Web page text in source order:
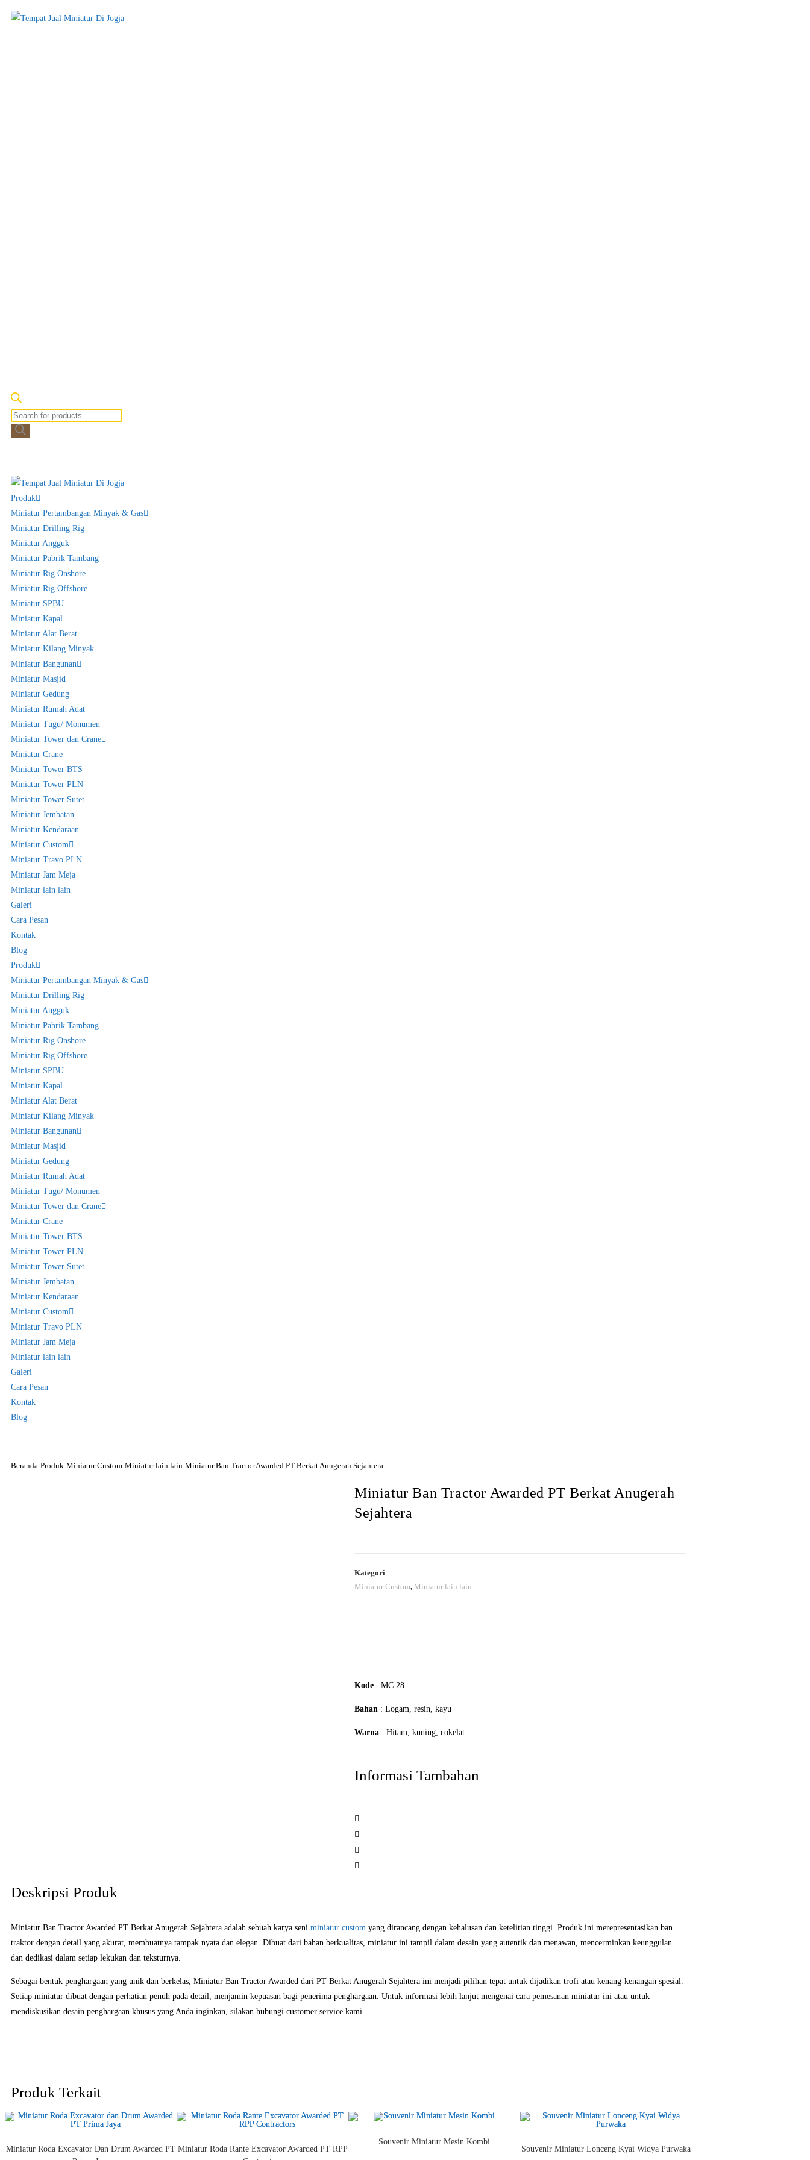
Produk
Miniatur Pertambangan Minyak & Gas
Miniatur Drilling Rig
Miniatur Angguk
Miniatur Pabrik Tambang
Miniatur Rig Onshore
Miniatur Rig Offshore
Miniatur SPBU
Miniatur Kapal
Miniatur Alat Berat
Miniatur Kilang Minyak
Miniatur Bangunan
Miniatur Masjid
Miniatur Gedung
Miniatur Rumah Adat
Miniatur Tugu/ Monumen
Miniatur Tower dan Crane
Miniatur Crane
Miniatur Tower BTS
Miniatur Tower PLN
Miniatur Tower Sutet
Miniatur Jembatan
Miniatur Kendaraan
Miniatur Custom
Miniatur Travo PLN
Miniatur Jam Meja
Miniatur lain lain
Galeri
Cara Pesan
Kontak
Blog
Produk
Miniatur Pertambangan Minyak & Gas
Miniatur Drilling Rig
Miniatur Angguk
Miniatur Pabrik Tambang
Miniatur Rig Onshore
Miniatur Rig Offshore
Miniatur SPBU
Miniatur Kapal
Miniatur Alat Berat
Miniatur Kilang Minyak
Miniatur Bangunan
Miniatur Masjid
Miniatur Gedung
Miniatur Rumah Adat
Miniatur Tugu/ Monumen
Miniatur Tower dan Crane
Miniatur Crane
Miniatur Tower BTS
Miniatur Tower PLN
Miniatur Tower Sutet
Miniatur Jembatan
Miniatur Kendaraan
Miniatur Custom
Miniatur Travo PLN
Miniatur Jam Meja
Miniatur lain lain
Galeri
Cara Pesan
Kontak
Blog
Beranda-Produk-Miniatur Custom-Miniatur lain lain-Miniatur Ban Tractor Awarded PT Berkat Anugerah Sejahtera
Miniatur Ban Tractor Awarded PT Berkat Anugerah
Sejahtera
Kategori
Miniatur Custom, Miniatur lain lain
Kode : MC 28
Bahan : Logam, resin, kayu
Warna : Hitam, kuning, cokelat
Informasi Tambahan
Deskripsi Produk
Miniatur Ban Tractor Awarded PT Berkat Anugerah Sejahtera adalah sebuah karya seni miniatur custom yang dirancang dengan kehalusan dan ketelitian tinggi. Produk ini merepresentasikan ban
traktor dengan detail yang akurat, membuatnya tampak nyata dan elegan. Dibuat dari bahan berkualitas, miniatur ini tampil dalam desain yang autentik dan menawan, mencerminkan keunggulan
dan dedikasi dalam setiap lekukan dan teksturnya.
Sebagai bentuk penghargaan yang unik dan berkelas, Miniatur Ban Tractor Awarded dari PT Berkat Anugerah Sejahtera ini menjadi pilihan tepat untuk dijadikan trofi atau kenang-kenangan spesial.
Setiap miniatur dibuat dengan perhatian penuh pada detail, menjamin kepuasan bagi penerima penghargaan. Untuk informasi lebih lanjut mengenai cara pemesanan miniatur ini atau untuk
mendiskusikan desain penghargaan khusus yang Anda inginkan, silakan hubungi customer service kami.
Produk Terkait
Miniatur Roda Excavator Dan Drum Awarded PT Miniatur Roda Rante Excavator Awarded PT RPP
Souvenir Miniatur Mesin Kombi
Souvenir Miniatur Lonceng Kyai Widya Purwaka